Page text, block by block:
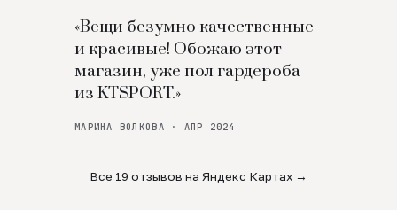
«Вещи безумно качественные
и красивые! Обожаю этот
магазин, уже пол гардероба
из KTSPORT.»
МАРИНА ВОЛКОВА · АПР 2024
Все 19 отзывов на Яндекс Картах →